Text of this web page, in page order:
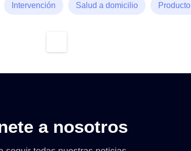
Intervención Salud a domicilio Producto
a nosotros